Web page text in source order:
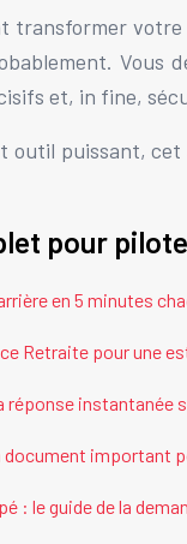
transformer
Vous
et, in fine,
puissant,
pour
en 5 minutes
Retraite pour une
réponse instantanée
document important
: le guide de la